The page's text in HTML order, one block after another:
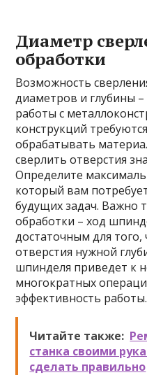
Диаметр
обработки
Возможность
диаметров и глубины
работы с
конструкций
обрабатывать
сверлить отверстия
Определите
который вам
будущих задач. Важно
обработки – ход
достаточным для
отверстия нужной
шпинделя приведет к
многократных
эффективность работы.
Читайте также:
станка своими
сделать правильно